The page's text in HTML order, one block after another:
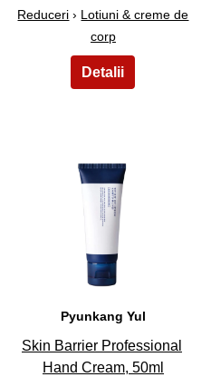
Reduceri › Lotiuni & creme de
corp
Pyunkang Yul
Skin Barrier Professional
Hand Cream, 50ml